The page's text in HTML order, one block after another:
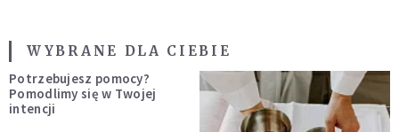
WYBRANE DLA CIEBIE
Potrzebujesz pomocy?
Pomodlimy się w Twojej
intencji